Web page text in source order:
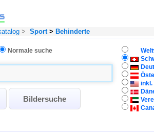
> Sport> Behinderte
Normale suche
inkl.